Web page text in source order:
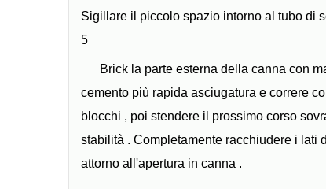
Sigillare il piccolo spazio intorno al tubo di
5
Brick la parte esterna della canna con
cemento più rapida asciugatura e correre
blocchi , poi stendere il prossimo corso
stabilità . Completamente racchiudere i lati
attorno all'apertura in canna .